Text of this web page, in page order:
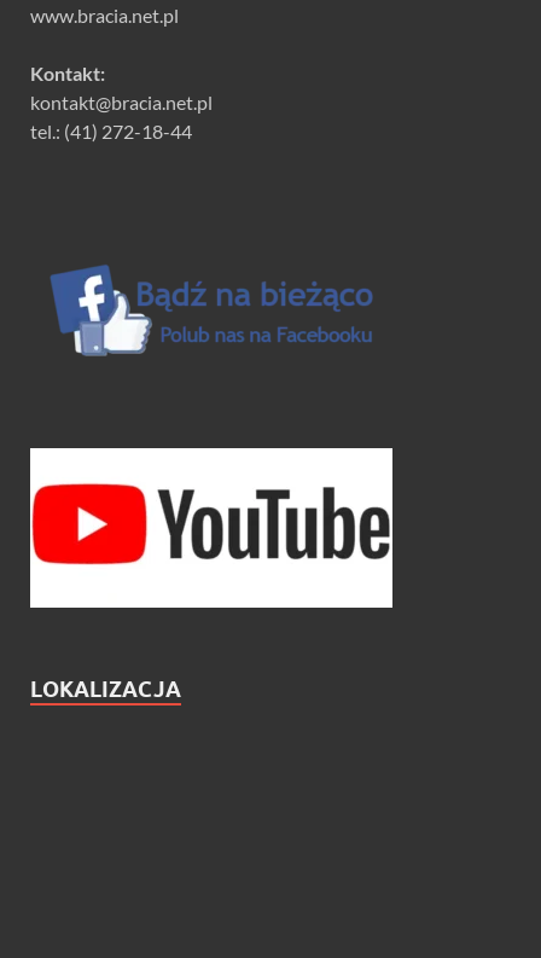
www.bracia.net.pl
Kontakt:
kontakt@bracia.net.pl
tel.: (41) 272-18-44
LOKALIZACJA